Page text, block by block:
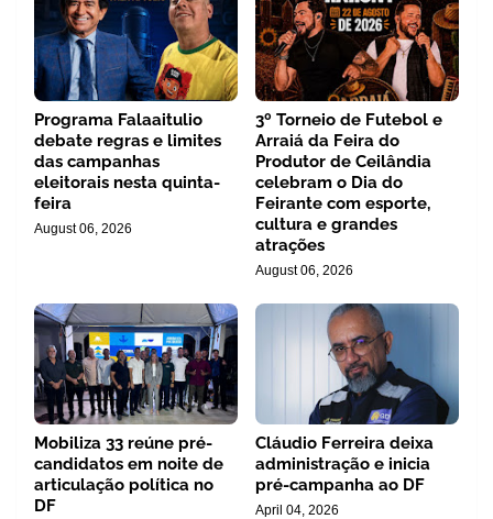
Programa Falaaitulio
debate regras e limites
das campanhas
eleitorais nesta quinta-
feira
August 06, 2026
3º Torneio de Futebol e
Arraiá da Feira do
Produtor de Ceilândia
celebram o Dia do
Feirante com esporte,
cultura e grandes
atrações
August 06, 2026
Mobiliza 33 reúne pré-
candidatos em noite de
articulação política no
DF
Cláudio Ferreira deixa
administração e inicia
pré-campanha ao DF
April 04, 2026